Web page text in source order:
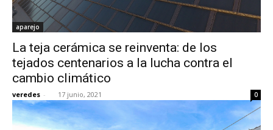
aparejo
La teja cerámica se reinventa: de los
tejados centenarios a la lucha contra el
cambio climático
veredes - 17 junio, 2021 0